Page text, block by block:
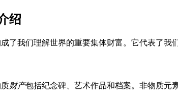
绍
了我们理解世界的重要集体财富。它代表了我
财产包括纪念碑、艺术作品和档案。非物质元